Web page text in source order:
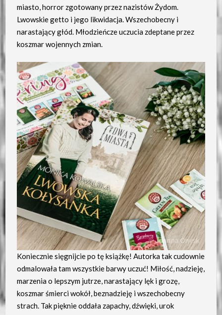
miasto, horror zgotowany przez nazistów Żydom.
Lwowskie getto i jego likwidacja. Wszechobecny i
narastający głód. Młodzieńcze uczucia zdeptane przez
koszmar wojennych zmian.
Koniecznie sięgnijcie po tę książkę! Autorka tak cudownie
odmalowała tam wszystkie barwy uczuć! Miłość, nadzieję,
marzenia o lepszym jutrze, narastający lęk i grozę,
koszmar śmierci wokół, beznadzieję i wszechobecny
strach. Tak pięknie oddała zapachy, dźwięki, urok